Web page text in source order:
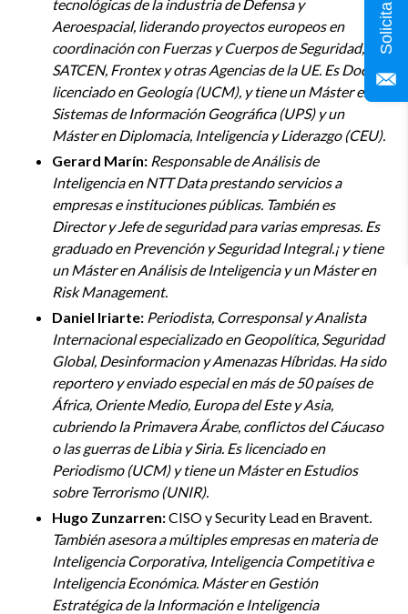
tecnológicas de la industria de Defensa y
Aeroespacial, liderando proyectos europeos en
coordinación con Fuerzas y Cuerpos de Seguridad,
SATCEN, Frontex y otras Agencias de la UE. Es Doctor
licenciado en Geología (UCM), y tiene un Máster en
Sistemas de Información Geográfica (UPS) y un
Máster en Diplomacia, Inteligencia y Liderazgo (CEU).
Gerard Marín: Responsable de Análisis de
Inteligencia en NTT Data prestando servicios a
empresas e instituciones públicas. También es
Director y Jefe de seguridad para varias empresas. Es
graduado en Prevención y Seguridad Integral.¡ y tiene
un Máster en Análisis de Inteligencia y un Máster en
Risk Management.
Daniel Iriarte: Periodista, Corresponsal y Analista
Internacional especializado en Geopolítica, Seguridad
Global, Desinformacion y Amenazas Híbridas. Ha sido
reportero y enviado especial en más de 50 países de
África, Oriente Medio, Europa del Este y Asia,
cubriendo la Primavera Árabe, conflictos del Cáucaso
o las guerras de Libia y Siria. Es licenciado en
Periodismo (UCM) y tiene un Máster en Estudios
sobre Terrorismo (UNIR).
Hugo Zunzarren:CISO y Security Lead en Bravent.
También asesora a múltiples empresas en materia de
Inteligencia Corporativa, Inteligencia Competitiva e
Inteligencia Económica. Máster en Gestión
Estratégica de la Información e Inteligencia